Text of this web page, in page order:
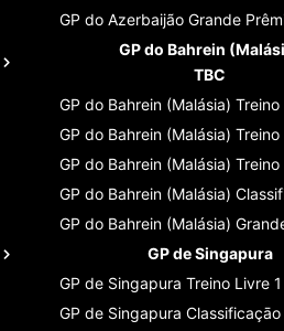
GP do Azerbaijão Grande
GP do Bahrein
TBC
GP do Bahrein (Malásia) Treino
GP do Bahrein (Malásia)
GP do Bahrein (Malásia)
GP do Bahrein (Malásia)
GP do Bahrein (Malásia)
GP de Singapura
GP de Singapura Treino Livre 1
GP de Singapura